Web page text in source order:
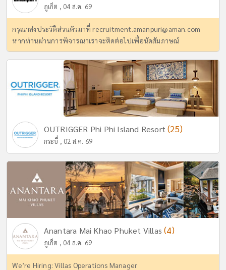
ภูเก็ต , 04 ส.ค. 69
กรุณาส่งประวัติส่วนตัวมาที่recruitment.amanpuri@aman.com
หากท่านผ่านการพิจารณาเราจะติดต่อไปเพื่อนัดสัมภาษณ์
OUTRIGGER Phi Phi Island Resort(25)
กระบี่ , 02 ส.ค. 69
Anantara Mai Khao Phuket Villas(4)
ภูเก็ต , 04 ส.ค. 69
We’re Hiring: Villas Operations Manager